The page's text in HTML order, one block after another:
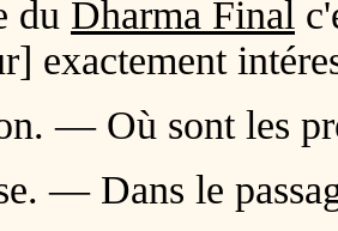
du Dharma Final
exactement
— Où sont les
— Dans le